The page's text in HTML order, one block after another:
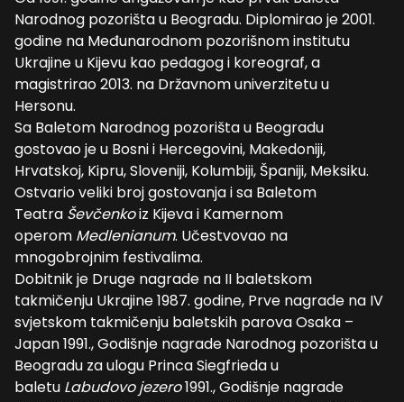
Narodnog pozorišta u Beogradu. Diplomirao je 2001.
godine na Međunarodnom pozorišnom institutu
Ukrajine u Kijevu kao pedagog i koreograf, a
magistrirao 2013. na Državnom univerzitetu u
Hersonu.
Sa Baletom Narodnog pozorišta u Beogradu
gostovao je u Bosni i Hercegovini, Makedoniji,
Hrvatskoj, Kipru, Sloveniji, Kolumbiji, Španiji, Meksiku.
Ostvario veliki broj gostovanja i sa Baletom
Teatra Ševčenkoiz Kijeva i Kamernom
operom Medlenianum. Učestvovao na
mnogobrojnim festivalima.
Dobitnik je Druge nagrade na II baletskom
takmičenju Ukrajine 1987. godine, Prve nagrade na IV
svjetskom takmičenju baletskih parova Osaka –
Japan 1991., Godišnje nagrade Narodnog pozorišta u
Beogradu za ulogu Princa Siegfrieda u
baletu Labudovo jezero1991., Godišnje nagrade